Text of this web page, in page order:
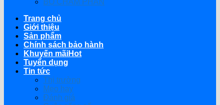
BỘ CHÂM PHÂN
Trang chủ
Giới thiệu
Sản phẩm
Chính sách bảo hành
Khuyến mãi
Tuyển dụng
Tin tức
Thị trường
Mẹo hay
Đánh giá